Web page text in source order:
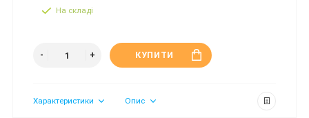
На складі
КУПИТИ
Характеристики Опис